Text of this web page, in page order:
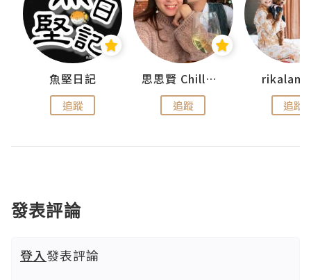
魚堅日記
追蹤
思思賢 ChillMyBabe
追蹤 追蹤
發表評論
登入發表評論